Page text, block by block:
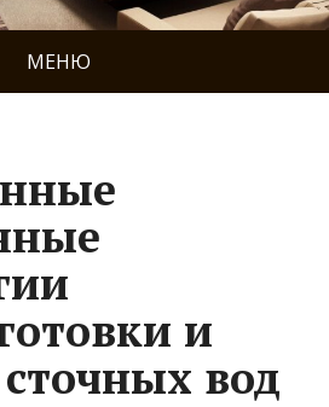
МЕНЮ
и
вод